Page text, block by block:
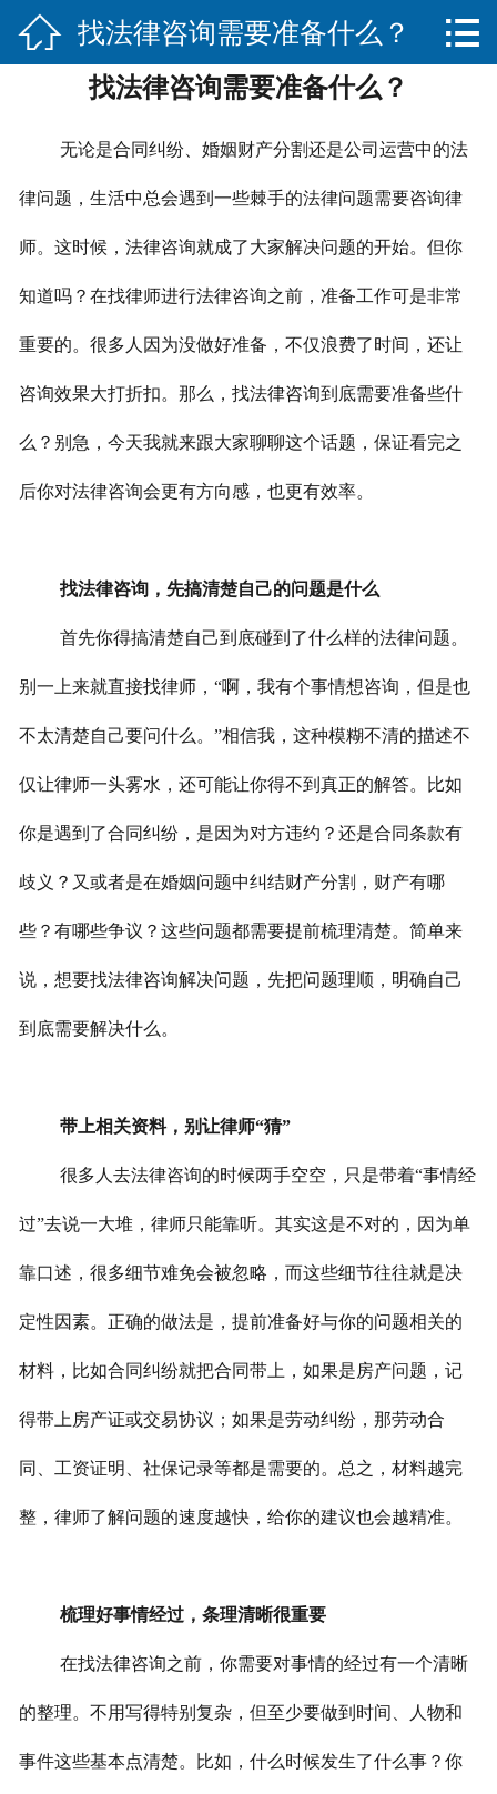
 网站首页
关于我们
服务项目
法律法规知识
合作伙伴
联系我们
 找法律咨询需要准备什么？ 
找法律咨询需要准备什么？
无论是合同纠纷、婚姻财产分割还是公司运营中的法
律问题，生活中总会遇到一些棘手的法律问题需要咨询律
师。这时候，法律咨询就成了大家解决问题的开始。但你
知道吗？在找律师进行法律咨询之前，准备工作可是非常
重要的。很多人因为没做好准备，不仅浪费了时间，还让
咨询效果大打折扣。那么，找法律咨询到底需要准备些什
么？别急，今天我就来跟大家聊聊这个话题，保证看完之
后你对法律咨询会更有方向感，也更有效率。
找法律咨询，先搞清楚自己的问题是什么
首先你得搞清楚自己到底碰到了什么样的法律问题。
别一上来就直接找律师，“啊，我有个事情想咨询，但是也
不太清楚自己要问什么。”相信我，这种模糊不清的描述不
仅让律师一头雾水，还可能让你得不到真正的解答。比如
你是遇到了合同纠纷，是因为对方违约？还是合同条款有
歧义？又或者是在婚姻问题中纠结财产分割，财产有哪
些？有哪些争议？这些问题都需要提前梳理清楚。简单来
说，想要找法律咨询解决问题，先把问题理顺，明确自己
到底需要解决什么。
带上相关资料，别让律师“猜”
很多人去法律咨询的时候两手空空，只是带着“事情经
过”去说一大堆，律师只能靠听。其实这是不对的，因为单
靠口述，很多细节难免会被忽略，而这些细节往往就是决
定性因素。正确的做法是，提前准备好与你的问题相关的
材料，比如合同纠纷就把合同带上，如果是房产问题，记
得带上房产证或交易协议；如果是劳动纠纷，那劳动合
同、工资证明、社保记录等都是需要的。总之，材料越完
整，律师了解问题的速度越快，给你的建议也会越精准。
梳理好事情经过，条理清晰很重要
在找法律咨询之前，你需要对事情的经过有一个清晰
的整理。不用写得特别复杂，但至少要做到时间、人物和
事件这些基本点清楚。比如，什么时候发生了什么事？你